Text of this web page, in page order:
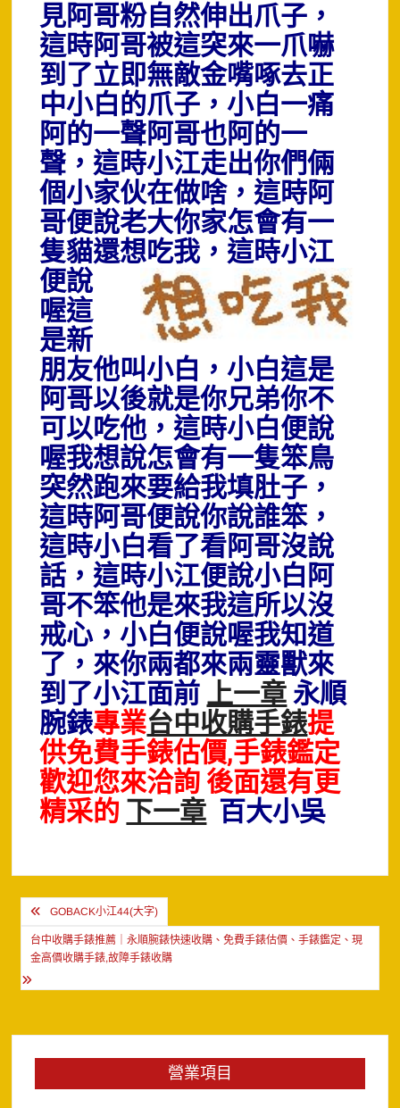
見阿哥粉自然伸出爪子，
這時阿哥被這突來一爪嚇
到了立即無敵金嘴啄去正
中小白的爪子，小白一痛
阿的一聲阿哥也阿的一
聲，這時小江走出你們倆
個小家伙在做啥，這時阿
哥便說老大你家怎會有一
隻貓還想吃我，這時小江
便說
喔這
是新
朋友他叫小白，小白這是
阿哥以後就是你兄弟你不
可以吃他，這時小白便說
喔我想說怎會有一隻笨鳥
突然跑來要給我填肚子，
這時阿哥便說你說誰笨，
這時小白看了看阿哥沒說
話，這時小江便說小白阿
哥不笨他是來我這所以沒
戒心，小白便說喔我知道
了，來你兩都來兩靈獸來
到了小江面前上一章永順
腕錶專業台中收購手錶提
供免費手錶估價,手錶鑑定
歡迎您來洽詢 後面還有更
精采的下一章百大小吳
文
章
導
覽
GOBACK小江44(大字)
台中收購手錶推薦｜永順腕錶快速收購、免費手錶估價、手錶鑑定、現
金高價收購手錶,故障手錶收購
營業項目